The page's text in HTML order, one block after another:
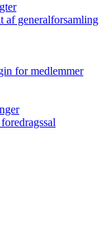
af generalforsamling
for medlemmer